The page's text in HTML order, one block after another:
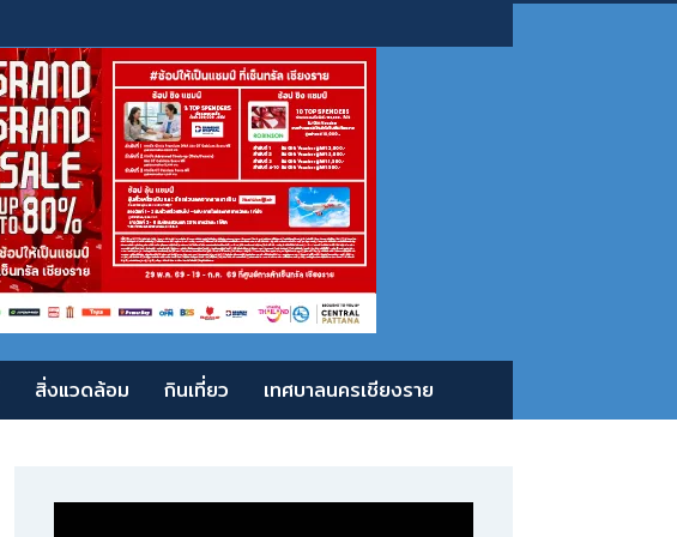
สิ่งแวดล้อม กินเที่ยว เทศบาลนครเชียงราย